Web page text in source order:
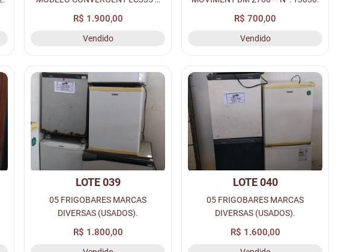
Nº: 13262.
R$ 1.900,00
Vendido
R$ 700,00
Vendido
LOTE 039
05 FRIGOBARES MARCAS
DIVERSAS (USADOS).
R$ 1.800,00
LOTE 040
05 FRIGOBARES MARCAS
DIVERSAS (USADOS).
R$ 1.600,00